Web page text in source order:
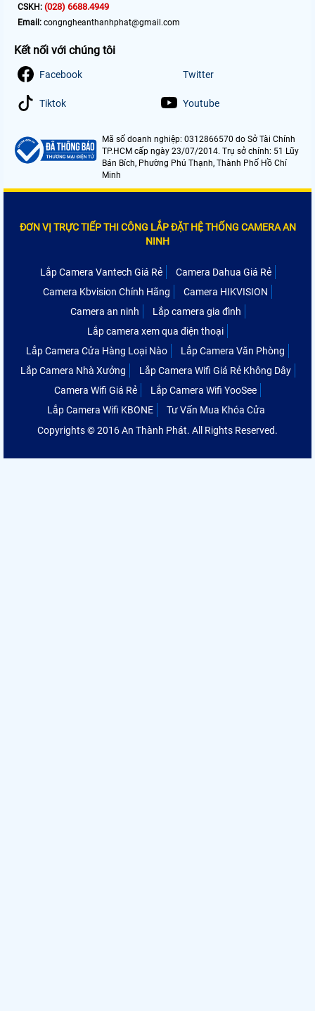
CSKH: (028) 6688.4949
Email: congngheanthanhphat@gmail.com
Kết nối với chúng tôi
Facebook Twitter
Tiktok Youtube
Mã số doanh nghiệp: 0312866570 do Sở Tài Chính
TP.HCM cấp ngày 23/07/2014. Trụ sở chính: 51 Lũy
Bán Bích, Phường Phú Thạnh, Thành Phố Hồ Chí
Minh
ĐƠN VỊ TRỰC TIẾP THI CÔNG LẮP ĐẶT HỆ THỐNG CAMERA AN
NINH
Lắp Camera Vantech Giá Rẻ
Camera Dahua Giá Rẻ
Camera Kbvision Chính Hãng
Camera HIKVISION
Camera an ninh
Lắp camera gia đình
Lắp camera xem qua điện thoại
Lắp Camera Cửa Hàng Loại Nào
Lắp Camera Văn Phòng
Lắp Camera Nhà Xưởng
Lắp Camera Wifi Giá Rẻ Không Dây
Camera Wifi Giá Rẻ
Lắp Camera Wifi YooSee
Lắp Camera Wifi KBONE
Tư Vấn Mua Khóa Cửa
Copyrights © 2016 An Thành Phát. All Rights Reserved.